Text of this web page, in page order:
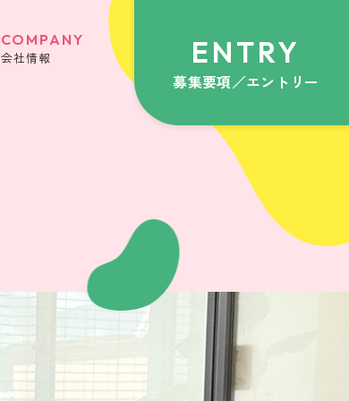
COMPANY
会社情報 ENTRY
募集要項／エントリー